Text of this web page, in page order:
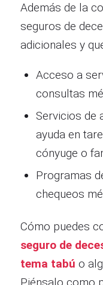
Además de la
seguros de
adicionales y
Acceso a
consultas
Servicios de
ayuda en
cónyuge o
Programas
chequeos
Cómo puedes
seguro de
tema tabú o